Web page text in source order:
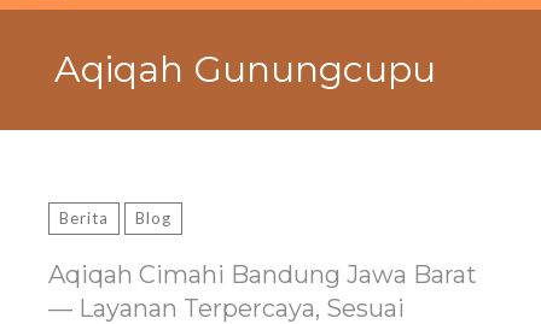
Search
Aqiqah Gunungcupu
Berita Blog
Aqiqah Cimahi Bandung Jawa Barat
— Layanan Terpercaya, Sesuai